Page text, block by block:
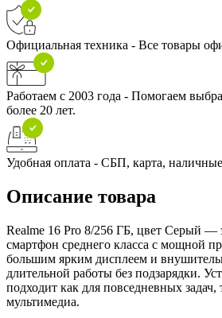
Официальная техника - Все товары
Работаем с 2003 года - Помогаем
более 20 лет.
Удобная оплата - СБП, карта,
Описание товара
Realme 16 Pro 8/256 ГБ, цвет Серый —
смартфон среднего класса с мощной
большим ярким дисплеем и
длительной работы без подзарядки.
подходит как для повседневных задач,
мультимедиа.